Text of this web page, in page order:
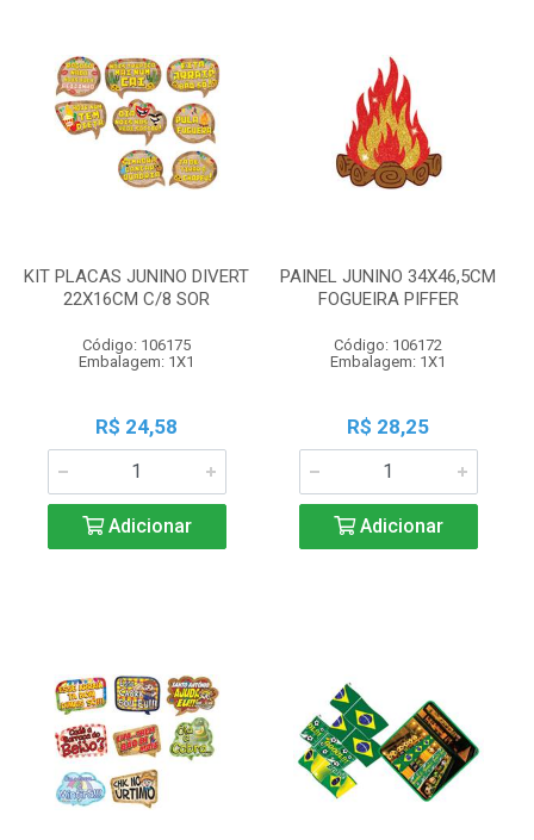
KIT PLACAS JUNINO DIVERT
22X16CM C/8 SOR
Código: 106175
Embalagem: 1X1
R$ 24,58
Adicionar
PAINEL JUNINO 34X46,5CM
FOGUEIRA PIFFER
Código: 106172
Embalagem: 1X1
R$ 28,25
Adicionar